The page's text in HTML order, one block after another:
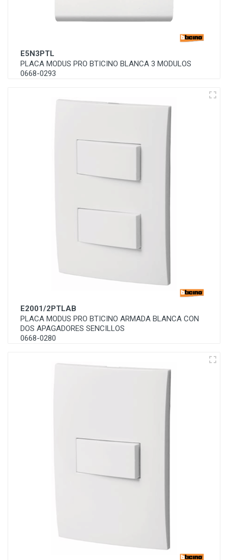
E5N3PTL
PLACA MODUS PRO BTICINO BLANCA 3 MODULOS
0668-0293
E2001/2PTLAB
PLACA MODUS PRO BTICINO ARMADA BLANCA CON
DOS APAGADORES SENCILLOS
0668-0280